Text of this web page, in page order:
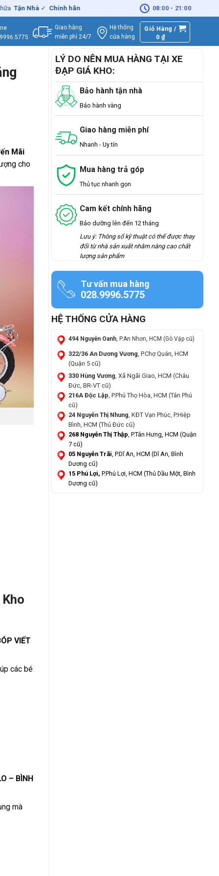
Nhà ✓ Chính hãng – Xuất 🚚 Miễn phí giao hàng -
08:00 - 21:00
Giao hàng
miễn phí 24/7
Hệ thống
cửa hàng
Giỏ Hàng /
0 ₫
Mãi
cho
VIẾT
các bé
– BÌNH
mà
LÝ DO NÊN MUA HÀNG TẠI XE
ĐẠP GIÁ KHO:
Bảo hành tận nhà
Bảo hành vàng
Giao hàng miễn phí
Nhanh - Uy tín
Mua hàng trả góp
Thủ tục nhanh gọn
Cam kết chính hãng
Bảo dưỡng lên đến 12 tháng
Lưu ý: Thông số kỹ thuật có thể được thay
đổi từ nhà sản xuất nhằm nâng cao chất
lượng sản phẩm
Tư vấn mua hàng
028.9996.5775
HỆ THỐNG CỬA HÀNG
494 Nguyễn Oanh, P.An Nhơn, HCM (Gò Vập cũ)
322/36 An Dương Vương, P.Chợ Quán, HCM
(Quận 5 cũ)
330 Hùng Vương, Xã Ngãi Giao, HCM (Châu
Đức, BR-VT cũ)
216A Độc Lập, P.Phú Thọ Hòa, HCM (Tân Phú
cũ)
24 Nguyễn Thị Nhung, KĐT Vạn Phúc, P.Hiệp
Bình, HCM (Thủ Đức cũ)
268 Nguyễn Thị Thập, P.Tân Hưng, HCM (Quận
7 cũ)
05 Nguyễn Trãi, P.Dĩ An, HCM (Dĩ An, Bình
Dương cũ)
15 Phú Lợi, P.Phú Lợi, HCM (Thủ Dầu Một, Bình
Dương cũ)